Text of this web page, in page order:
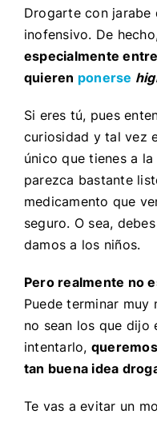
Drogarte con jarabe
inofensivo. De
especialmente
quieren ponerse
Si eres tú, pues
curiosidad y tal vez
único que tienes a
parezca bastante
medicamento que
seguro. O sea,
damos a los niños.
Pero realmente no
Puede terminar muy
no sean los que dijo
intentarlo,
tan buena idea
Te vas a evitar un